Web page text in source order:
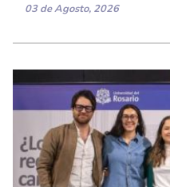
03 de Agosto, 2026